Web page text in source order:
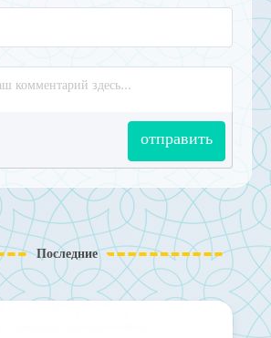
отправить
Последние